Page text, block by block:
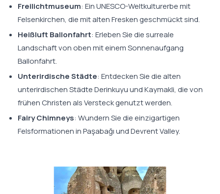
Freilichtmuseum: Ein UNESCO-Weltkulturerbe mit
Felsenkirchen, die mit alten Fresken geschmückt sind.
Heißluft Ballonfahrt: Erleben Sie die surreale
Landschaft von oben mit einem Sonnenaufgang
Ballonfahrt.
Unterirdische Städte: Entdecken Sie die alten
unterirdischen Städte Derinkuyu und Kaymakli, die von
frühen Christen als Versteck genutzt werden.
Fairy Chimneys: Wundern Sie die einzigartigen
Felsformationen in Paşabağı und Devrent Valley.